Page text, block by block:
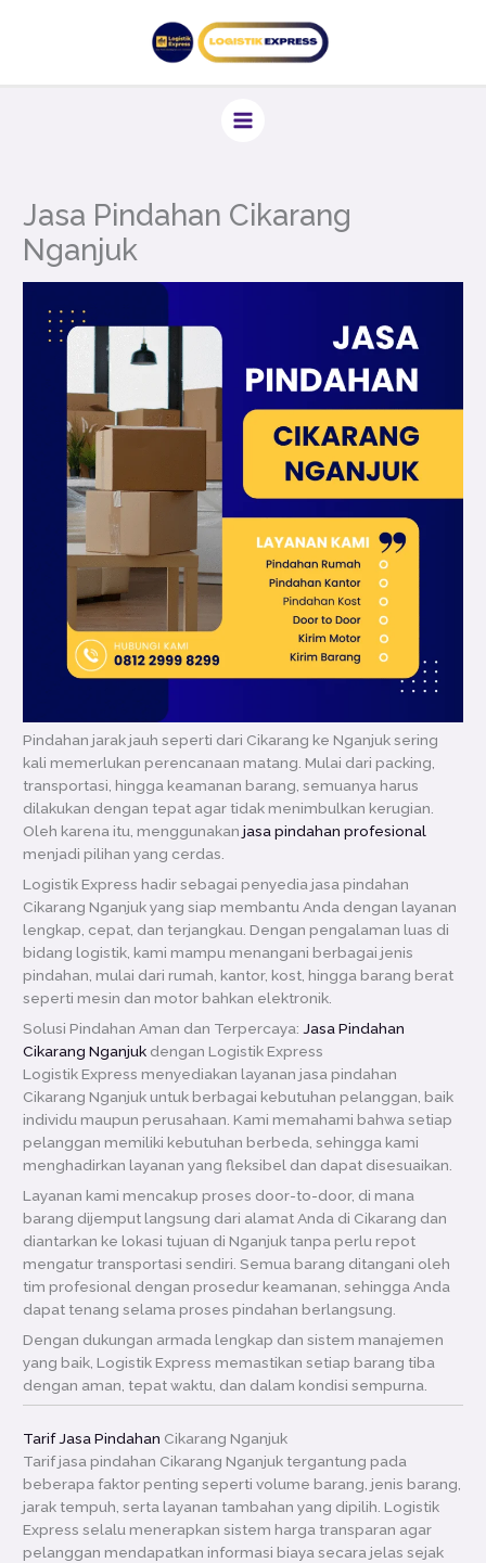
Jasa Pindahan Cikarang
Nganjuk
Pindahan jarak jauh seperti dari Cikarang ke Nganjuk sering
kali memerlukan perencanaan matang. Mulai dari packing,
transportasi, hingga keamanan barang, semuanya harus
dilakukan dengan tepat agar tidak menimbulkan kerugian.
Oleh karena itu, menggunakanjasa pindahan profesional
menjadi pilihan yang cerdas.
Logistik Express hadir sebagai penyedia jasa pindahan
Cikarang Nganjuk yang siap membantu Anda dengan layanan
lengkap, cepat, dan terjangkau. Dengan pengalaman luas di
bidang logistik, kami mampu menangani berbagai jenis
pindahan, mulai dari rumah, kantor, kost, hingga barang berat
seperti mesin dan motor bahkan elektronik.
Solusi Pindahan Aman dan Terpercaya: Jasa Pindahan
Cikarang Nganjuk dengan Logistik Express
Logistik Express menyediakan layanan jasa pindahan
Cikarang Nganjuk untuk berbagai kebutuhan pelanggan, baik
individu maupun perusahaan. Kami memahami bahwa setiap
pelanggan memiliki kebutuhan berbeda, sehingga kami
menghadirkan layanan yang fleksibel dan dapat disesuaikan.
Layanan kami mencakup proses door-to-door, di mana
barang dijemput langsung dari alamat Anda di Cikarang dan
diantarkan ke lokasi tujuan di Nganjuk tanpa perlu repot
mengatur transportasi sendiri. Semua barang ditangani oleh
tim profesional dengan prosedur keamanan, sehingga Anda
dapat tenang selama proses pindahan berlangsung.
Dengan dukungan armada lengkap dan sistem manajemen
yang baik, Logistik Express memastikan setiap barang tiba
dengan aman, tepat waktu, dan dalam kondisi sempurna.
Tarif Jasa Pindahan Cikarang Nganjuk
Tarif jasa pindahan Cikarang Nganjuk tergantung pada
beberapa faktor penting seperti volume barang, jenis barang,
jarak tempuh, serta layanan tambahan yang dipilih. Logistik
Express selalu menerapkan sistem harga transparan agar
pelanggan mendapatkan informasi biaya secara jelas sejak